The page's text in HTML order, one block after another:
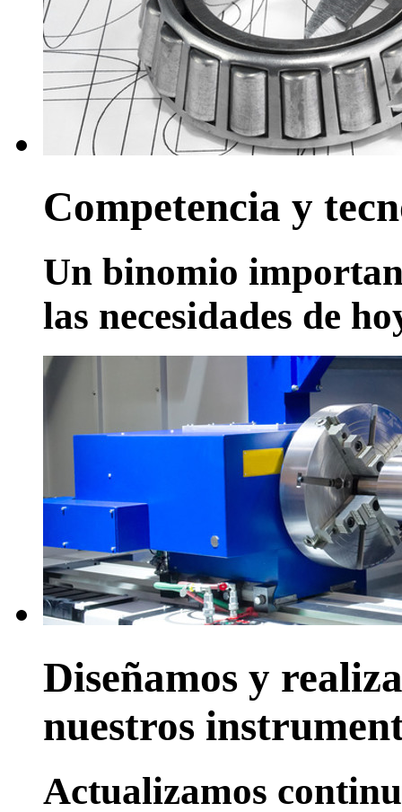
Competencia y
Un binomio
las necesidades de
Diseñamos y
nuestros
Actualizamos